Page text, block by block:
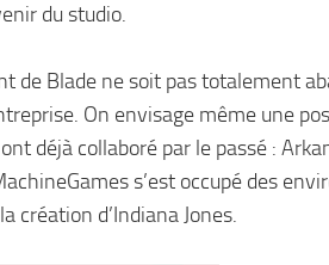
du studio.
de Blade ne soit pas totalement
On envisage même une
déjà collaboré par le passé :
s’est occupé des
création d’Indiana Jones.